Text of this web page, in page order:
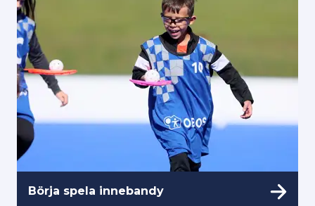
Börja spela innebandy